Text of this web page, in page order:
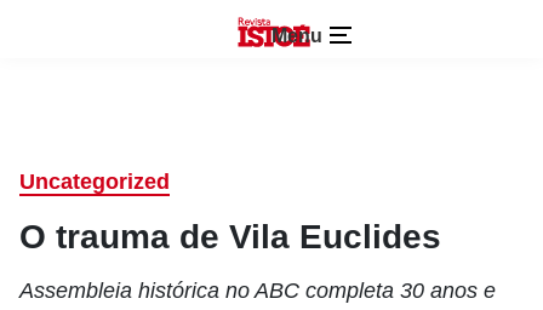
Menu
Uncategorized
O trauma de Vila Euclides
Assembleia histórica no ABC completa 30 anos e